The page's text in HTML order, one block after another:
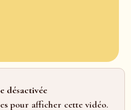
désactivée
pour afficher cette vidéo.